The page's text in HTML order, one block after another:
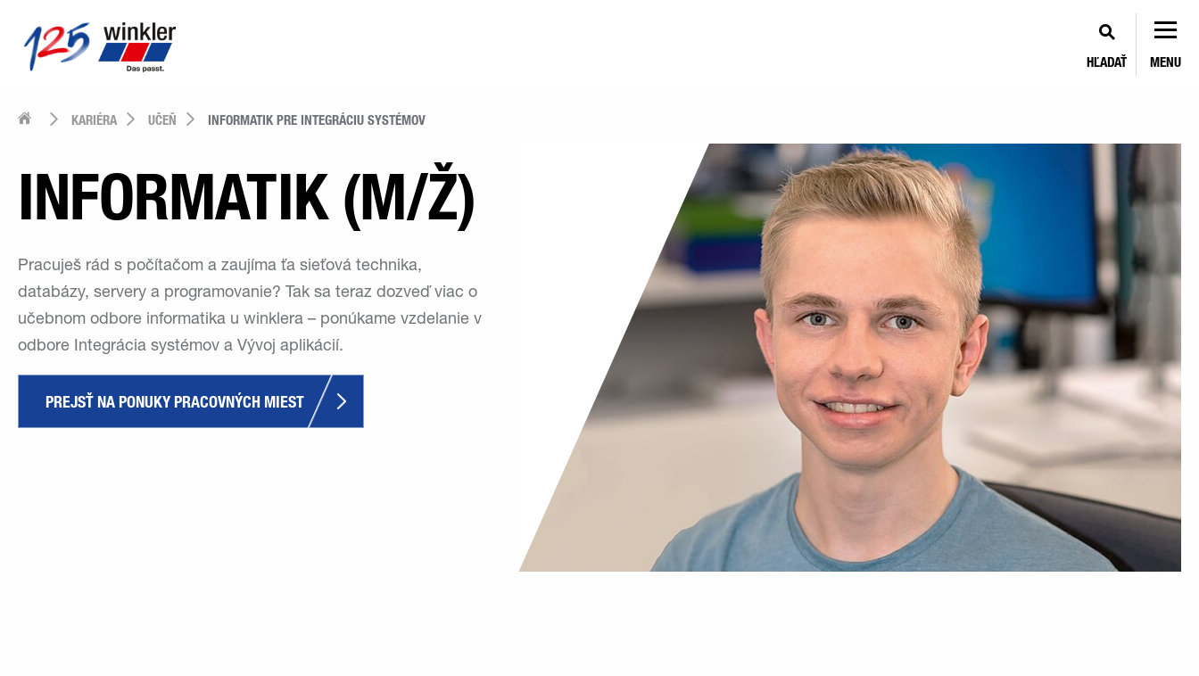
HĽADAŤ MENU
KARIÉRA UČEŇ INFORMATIK PRE INTEGRÁCIU SYSTÉMOV
INFORMATIK (M/Ž)
Pracuješ rád s počítačom a zaujíma ťa sieťová technika,
databázy, servery a programovanie? Tak sa teraz dozveď viac o
učebnom odbore informatika u winklera – ponúkame vzdelanie v
odbore Integrácia systémov a Vývoj aplikácií.
PREJSŤ NA PONUKY PRACOVNÝCH MIEST